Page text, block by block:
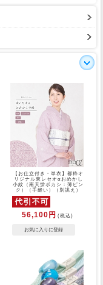
【お仕立付き・単衣】都粋オ
リジナル東レセオαおめかし
小紋（南天蛍ボカシ：薄ピン
ク）（手縫い）（別誂え）
56,100円 (税込)